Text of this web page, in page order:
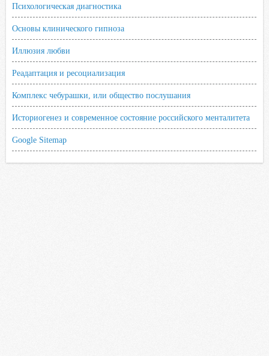
Психологическая диагностика
Основы клинического гипноза
Иллюзия любви
Реадаптация и ресоциализация
Комплекс чебурашки, или общество послушания
Историогенез и современное состояние российского менталитета
Google Sitemap